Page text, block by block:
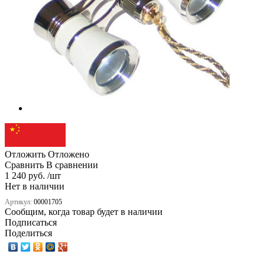
Отложить Отложено
Сравнить В сравнении
1 240 руб. /шт
Нет в наличии
Артикул: 00001705
Сообщим, когда товар будет в наличии
Подписаться
Поделиться